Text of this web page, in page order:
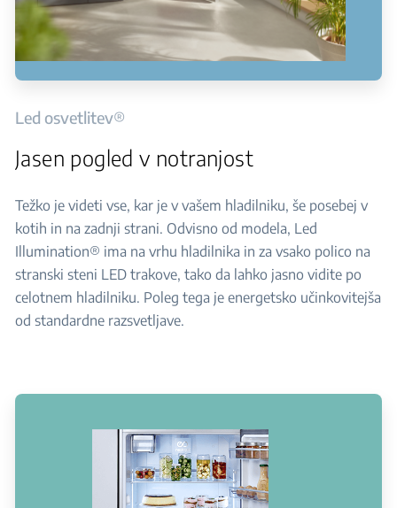
Led osvetlitev®
Jasen pogled v notranjost
Težko je videti vse, kar je v vašem hladilniku, še posebej v
kotih in na zadnji strani. Odvisno od modela, Led
Illumination® ima na vrhu hladilnika in za vsako polico na
stranski steni LED trakove, tako da lahko jasno vidite po
celotnem hladilniku. Poleg tega je energetsko učinkovitejša
od standardne razsvetljave.